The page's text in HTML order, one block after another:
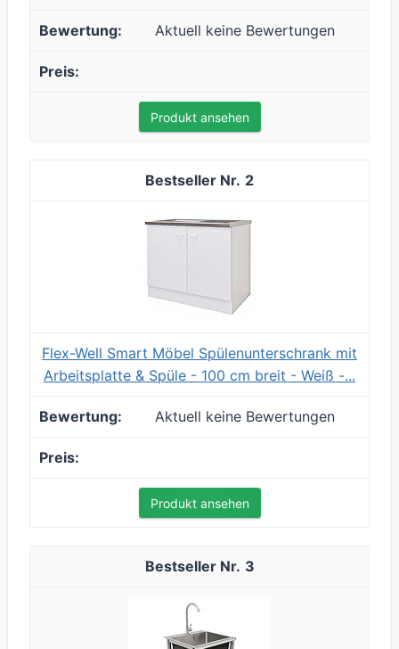
Aktuell keine Bewertungen
Produkt ansehen
2
Flex-Well Smart Möbel Spülenunterschrank mit
Arbeitsplatte & Spüle - 100 cm breit - Weiß -...
Aktuell keine Bewertungen
Produkt ansehen
3